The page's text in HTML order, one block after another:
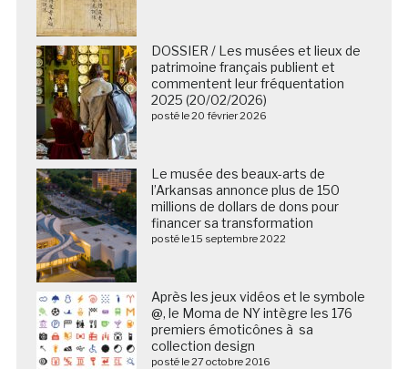
DOSSIER / Les musées et lieux de
patrimoine français publient et
commentent leur fréquentation
2025 (20/02/2026)
posté le 20 février 2026
Le musée des beaux-arts de
l’Arkansas annonce plus de 150
millions de dollars de dons pour
financer sa transformation
posté le 15 septembre 2022
Après les jeux vidéos et le symbole
@, le Moma de NY intègre les 176
premiers émoticônes à sa
collection design
posté le 27 octobre 2016